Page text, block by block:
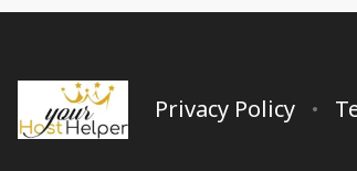
Privacy Policy